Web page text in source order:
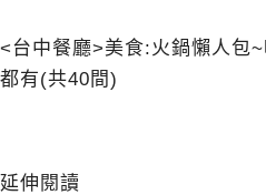
<台中餐廳>美食:火鍋懶人包
都有(共40間)
延伸閱讀